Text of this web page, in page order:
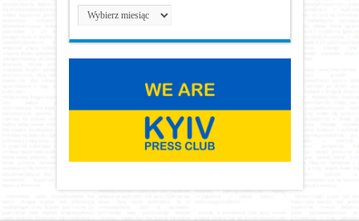
Archiwa